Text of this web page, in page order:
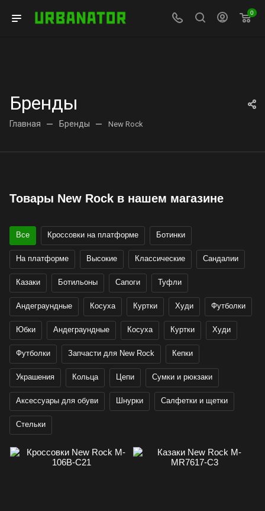
0
Бренды
Главная — Бренды — New Rock
Товары New Rock в нашем магазине
Все Кроссовки на платформе Ботинки
На платформе Высокие Классические Сандалии
Казаки Ботильоны Сапоги Туфли
Андеграундные Косуха Куртки Худи Футболки
Юбки Андеграундные Косуха Куртки Худи
Футболки Запчасти для New Rock Кепки
Украшения Кольца Цепи Сумки и рюкзаки
Аксессуары для обуви Шнурки Салфетки и щетки
Стельки